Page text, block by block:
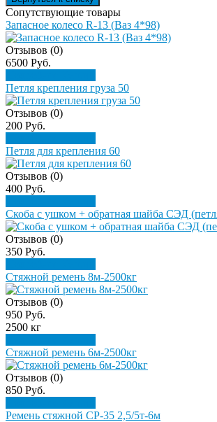
Сопутствующие товары
Запасное колесо R-13 (Ваз 4*98)
Отзывов (0)
6500 Руб.
Петля крепления груза 50
Отзывов (0)
200 Руб.
Петля для крепления 60
Отзывов (0)
400 Руб.
Скоба с ушком + обратная шайба СЭД
Отзывов (0)
350 Руб.
Стяжной ремень 8м-2500кг
Отзывов (0)
950 Руб.
2500 кг
Стяжной ремень 6м-2500кг
Отзывов (0)
850 Руб.
Ремень стяжной СР-35 2,5/5т-6м